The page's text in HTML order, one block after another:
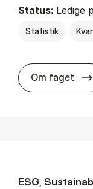
Status: Ledige
Statistik
Om faget
ESG,